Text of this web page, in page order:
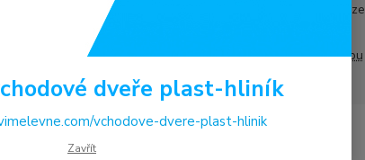
(obrázek je pouze
Cena před slevou
4 190 Kč
dveře plast-hliník
vchodove-dvere-plast-hlinik
Zavřít